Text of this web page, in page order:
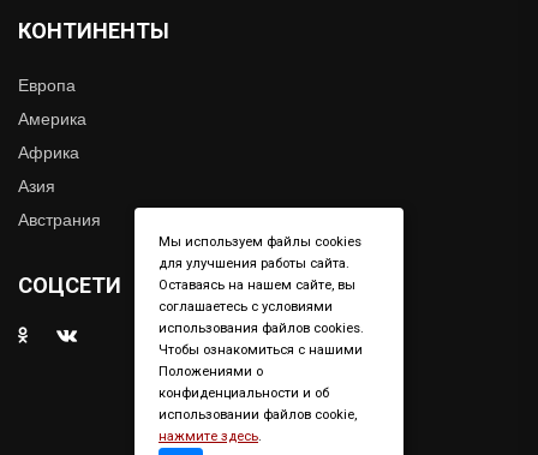
КОНТИНЕНТЫ
Европа
Америка
Африка
Азия
Австрания
СОЦСЕТИ
Мы используем файлы cookies
для улучшения работы сайта.
Оставаясь на нашем сайте, вы
соглашаетесь с условиями
использования файлов cookies.
Чтобы ознакомиться с нашими
Положениями о
конфиденциальности и об
использовании файлов cookie,
нажмите здесь.